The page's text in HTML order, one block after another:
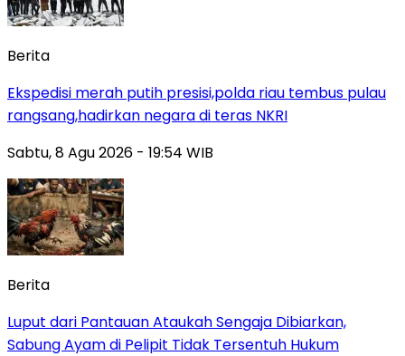
Berita
Ekspedisi merah putih presisi,polda riau tembus pulau
rangsang,hadirkan negara di teras NKRI
Sabtu, 8 Agu 2026 - 19:54 WIB
Berita
Luput dari Pantauan Ataukah Sengaja Dibiarkan,
Sabung Ayam di Pelipit Tidak Tersentuh Hukum